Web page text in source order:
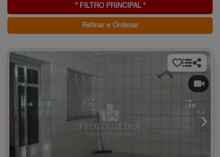
* FILTRO PRINCIPAL *
Refinar e Ordenar